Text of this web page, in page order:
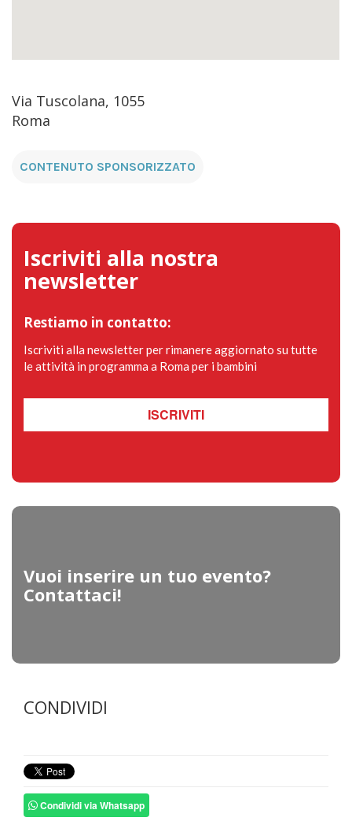
Via Tuscolana, 1055
Roma
CONTENUTO SPONSORIZZATO
Iscriviti alla nostra
newsletter
Restiamo in contatto:
Iscriviti alla newsletter per rimanere aggiornato su tutte
le attività in programma a Roma per i bambini
ISCRIVITI
Vuoi inserire un tuo evento?
Contattaci!
CONDIVIDI
Condividi via Whatsapp